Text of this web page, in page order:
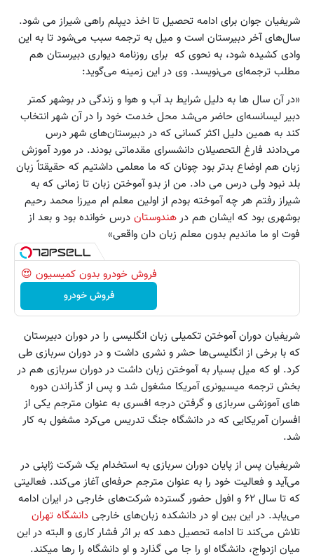
شریفیان جوان برای ادامه تحصیل تا اخذ دیپلم راهی شیراز می شود.
سال‌های آخر دبیرستان است و میل به ترجمه سبب می‌شود تا به این
وادی کشیده شود، به نحوی که برای روزنامه دیواری دبیرستان هم
مطلب ترجمه‌ای می‌نویسد. وی در این زمینه می‌گوید:
«در آن سال ها به دلیل شرایط بد آب و هوا و زندگی در بوشهر کمتر
دبیر لیسانسه‌ای حاضر می‌شد محل خدمت خود را در آن شهر انتخاب
کند به همین دلیل اکثر کسانی که در دبیرستان‌های شهر درس
می‌دادند فارغ التحصیلان دانشسرای مقدماتی بودند. در مورد آموزش
زبان هم اوضاع بدتر بود چونان که ما معلمی داشتیم که حقیقتاً زبان
بلد نبود ولی درس می داد. من از بدو آموختن زبان تا زمانی که به
شیراز رفتم هر چه آموخته بودم از اولین معلم ام میرزا محمد رحیم
بوشهری بود که ایشان هم درهندوستان درس خوانده بود و بعد از
فوت او ما ماندیم بدون معلم زبان دان واقعی»
فروش خودرو بدون کمیسیون 😍
فروش خودرو
شریفیان دوران آموختن تکمیلی زبان انگلیسی را در دوران دبیرستان
که با برخی از انگلیسی‌ها حشر و نشری داشت و در دوران سربازی طی
کرد. او که میل بسیار به آموختن زبان داشت در دوران سربازی هم در
بخش ترجمه میسیونری آمریکا مشغول شد و پس از گذراندن دوره
های آموزشی سربازی و گرفتن درجه افسری به عنوان مترجم یکی از
افسران آمریکایی که در دانشگاه جنگ تدریس می‌کرد مشغول به کار
شد.
شریفیان پس از پایان دوران سربازی به استخدام یک شرکت ژاپنی در
می‌آید و فعالیت خود را به عنوان مترجم حرفه‌ای آغاز می‌کند. فعالیتی
که تا سال ۶۲ و افول حضور گسترده شرکت‌های خارجی در ایران ادامه
می‌یابد. در این بین او در دانشکده زبان‌های خارجی دانشگاه تهران
تلاش می‌کند تا ادامه تحصیل دهد که بر اثر فشار کاری و البته در این
میان ازدواج، دانشگاه او را جا می گذارد و او دانشگاه را رها میکند.